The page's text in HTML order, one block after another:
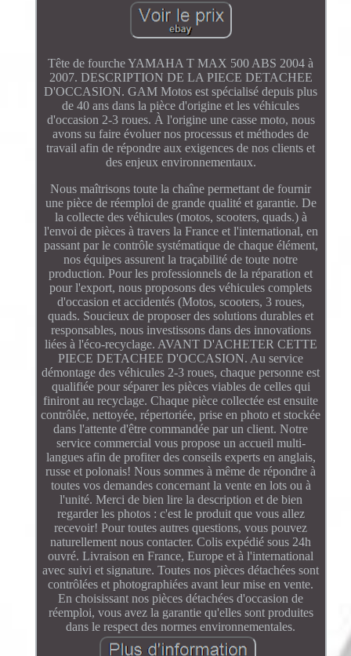
Tête de fourche YAMAHA T MAX 500 ABS 2004 à
2007. DESCRIPTION DE LA PIECE DETACHEE
D'OCCASION. GAM Motos est spécialisé depuis plus
de 40 ans dans la pièce d'origine et les véhicules
d'occasion 2-3 roues. À l'origine une casse moto, nous
avons su faire évoluer nos processus et méthodes de
travail afin de répondre aux exigences de nos clients et
des enjeux environnementaux.
Nous maîtrisons toute la chaîne permettant de fournir
une pièce de réemploi de grande qualité et garantie. De
la collecte des véhicules (motos, scooters, quads.) à
l'envoi de pièces à travers la France et l'international, en
passant par le contrôle systématique de chaque élément,
nos équipes assurent la traçabilité de toute notre
production. Pour les professionnels de la réparation et
pour l'export, nous proposons des véhicules complets
d'occasion et accidentés (Motos, scooters, 3 roues,
quads. Soucieux de proposer des solutions durables et
responsables, nous investissons dans des innovations
liées à l'éco-recyclage. AVANT D'ACHETER CETTE
PIECE DETACHEE D'OCCASION. Au service
démontage des véhicules 2-3 roues, chaque personne est
qualifiée pour séparer les pièces viables de celles qui
finiront au recyclage. Chaque pièce collectée est ensuite
contrôlée, nettoyée, répertoriée, prise en photo et stockée
dans l'attente d'être commandée par un client. Notre
service commercial vous propose un accueil multi-
langues afin de profiter des conseils experts en anglais,
russe et polonais! Nous sommes à même de répondre à
toutes vos demandes concernant la vente en lots ou à
l'unité. Merci de bien lire la description et de bien
regarder les photos : c'est le produit que vous allez
recevoir! Pour toutes autres questions, vous pouvez
naturellement nous contacter. Colis expédié sous 24h
ouvré. Livraison en France, Europe et à l'international
avec suivi et signature. Toutes nos pièces détachées sont
contrôlées et photographiées avant leur mise en vente.
En choisissant nos pièces détachées d'occasion de
réemploi, vous avez la garantie qu'elles sont produites
dans le respect des normes environnementales.